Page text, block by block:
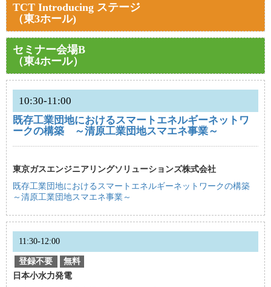
TCT Introducing ステージ
（東3ホール)
セミナー会場B
（東4ホール）
10:30-11:00
既存工業団地におけるスマートエネルギーネットワ
ークの構築 ～清原工業団地スマエネ事業～
東京ガスエンジニアリングソリューションズ株式会社
既存工業団地におけるスマートエネルギーネットワークの構築
～清原工業団地スマエネ事業～
11:30-12:00
登録不要
無料
日本小水力発電